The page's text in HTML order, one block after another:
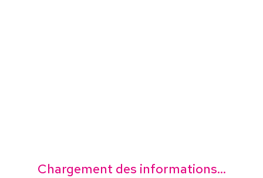
Chargement des informations...